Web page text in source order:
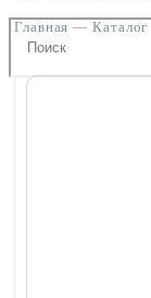
Главная —Каталог